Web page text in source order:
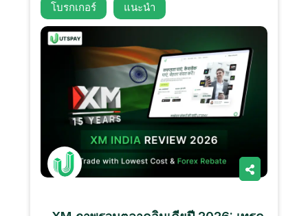
โบรกเกอร์ แนะนํา